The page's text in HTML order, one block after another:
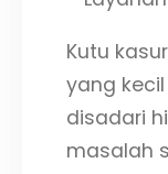
Kutu
yang
disadari
masalah